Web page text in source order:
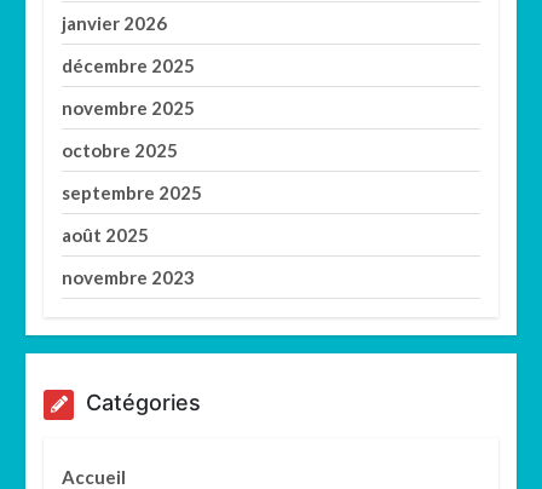
janvier 2026
décembre 2025
novembre 2025
octobre 2025
septembre 2025
août 2025
novembre 2023
Catégories
Accueil